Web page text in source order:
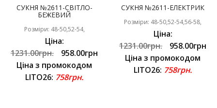
СУКНЯ №2611-СВІТЛО-
БЕЖЕВИЙ
Розміри: 48-50,52-54,
Ціна:
1231.00грн.
958.00грн
Ціна з промокодом
LITO26: 758грн.
СУКНЯ №2611-ЕЛЕКТРИК
Розміри: 48-50,52-54,56-58,
Ціна:
1231.00грн.
958.00грн
Ціна з промокодом
LITO26: 758грн.